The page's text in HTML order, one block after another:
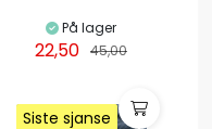
På lager
22,50 45,00
Siste sjanse
Siste sjanse
Siste sjanse